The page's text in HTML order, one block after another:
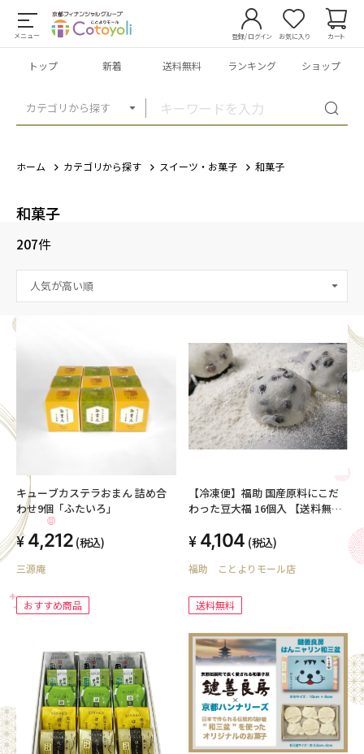
メニュー
カテゴリから探す
登録/ログイン お気に入り カート
トップ 新着 送料無料 ランキング ショップ
ホーム カテゴリから探す スイーツ・お菓子 和菓子
和菓子
207件
キューブカステラおまん 詰め合
わせ9個「ふたいろ」
4,212 (税込)
三源庵
おすすめ商品
【冷凍便】福助 国産原料にこだ
わった豆大福 16個入 【送料無
4,104 (税込)
福助 ことよりモール店
送料無料